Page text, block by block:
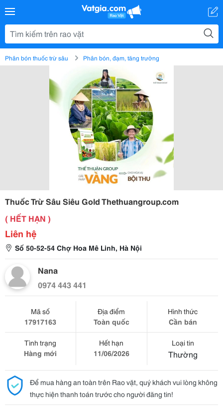
Phân bón thuốc trừ sâu Phân bón, đạm, tăng trưởng
Thuốc Trừ Sâu Siêu Gold Thethuangroup.com
( HẾT HẠN )
Liên hệ
Số 50-52-54 Chợ Hoa Mê Linh, Hà Nội
Nana
0974 443 441
Mã số
17917163
Địa điểm
Toàn quốc
Hình thức
Cần bán
Tình trạng
Hàng mới
Hết hạn
11/06/2026
Loại tin
Thường
Để mua hàng an toàn trên Rao vặt, quý khách vui lòng không
thực hiện thanh toán trước cho người đăng tin!